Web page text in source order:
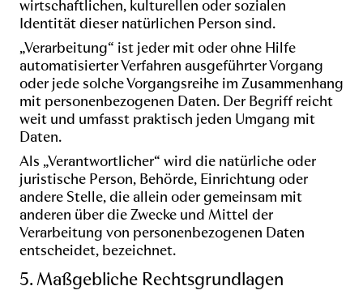
wirtschaftlichen, kulturellen oder sozialen
Identität dieser natürlichen Person sind.
„Verarbeitung“ ist jeder mit oder ohne Hilfe
automatisierter Verfahren ausgeführter Vorgang
oder jede solche Vorgangsreihe im Zusammenhang
mit personenbezogenen Daten. Der Begriff reicht
weit und umfasst praktisch jeden Umgang mit
Daten.
Als „Verantwortlicher“ wird die natürliche oder
juristische Person, Behörde, Einrichtung oder
andere Stelle, die allein oder gemeinsam mit
anderen über die Zwecke und Mittel der
Verarbeitung von personenbezogenen Daten
entscheidet, bezeichnet.
5. Maßgebliche Rechtsgrundlagen